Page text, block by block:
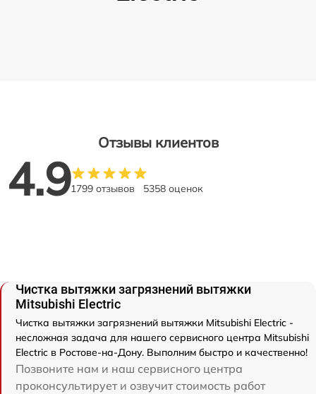
Отзывы клиентов
4.91799 отзывов 5358 оценок
Чистка вытяжки загрязнений вытяжки
Mitsubishi Electric
Чистка вытяжки загрязнений вытяжки Mitsubishi Electric -
несложная задача для нашего сервисного центра Mitsubishi
Electric в Ростове-на-Дону. Выполним быстро и качественно!
Позвоните нам и наш сервисного центра
проконсультирует и озвучит стоимость работ